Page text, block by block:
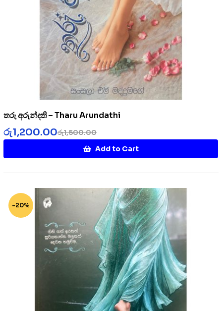
තරු අරුන්දති – Tharu Arundathi
රු1,500.00
රු1,200.00
Add to Cart
-20%